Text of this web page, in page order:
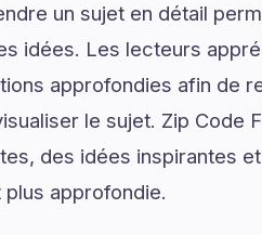
un sujet en détail
idées. Les lecteurs
approfondies afin de
le sujet. Zip Code
des idées inspirantes
plus approfondie.